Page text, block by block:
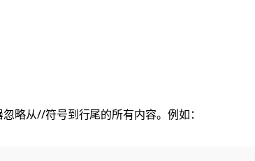
略从//符号到行尾的所有内容。例如：